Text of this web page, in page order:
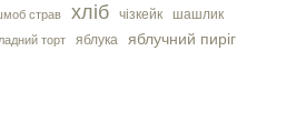
страв хліб чізкейк
шашлик
торт яблука яблучний пиріг